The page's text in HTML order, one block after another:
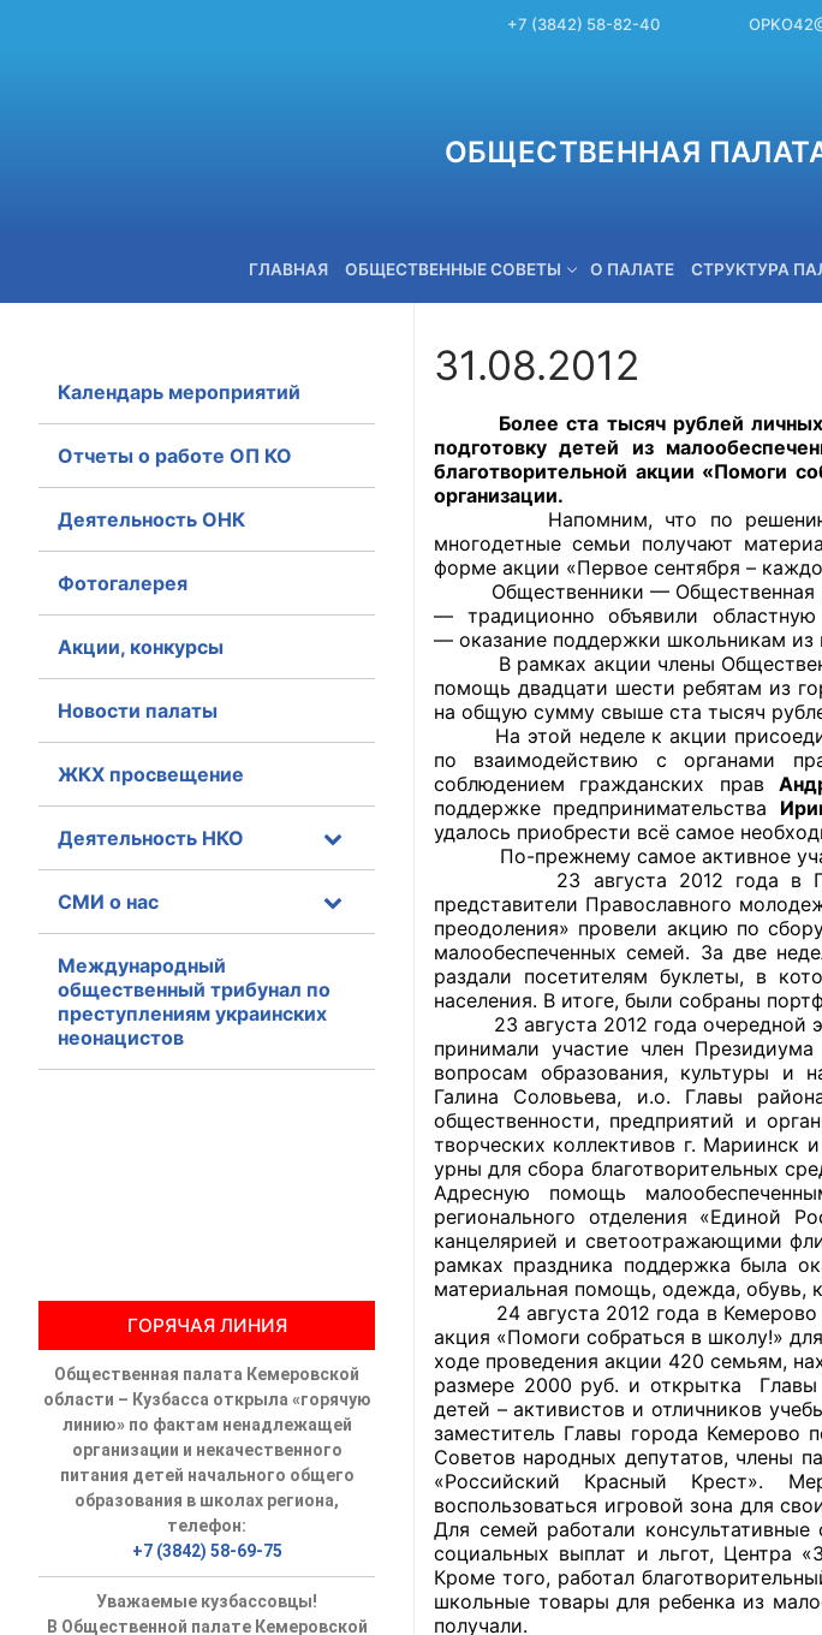
+7 (3842) 58-82-40
ОБЩЕСТВЕННАЯ
ГЛАВНАЯ ОБЩЕСТВЕННЫЕ СОВЕТЫ О ПАЛАТЕ СТРУКТУРА
+7 (3842) 58-82-40
Общественные советы
Общественные советы при
исполнительной власти
Общественные советы по проведению
оказания услуг
Структура Палаты
Комиссии
Экспертный совет ОП КО
Совет ОП КО
Общественный штаб
Члены ОП КО
Документы ОП КО
Регламент ОП КО
Кодекс этики ОП КО
Положения
Соглашения
Рекомендации
Порядок работы ЦОН
Аппарат ОП КО
31.08.2012
Более ста тысяч рублей личных
подготовку детей из
благотворительной акции «Помоги
организации.
Напомним, что по решению
многодетные семьи получают
форме акции «Первое сентября –
Общественники — Общественная
— традиционно объявили
— оказание поддержки школьникам из
В рамках акции члены
помощь двадцати шести ребятам из
на общую сумму свыше ста тысяч
На этой неделе к акции
по взаимодействию с органами
соблюдением гражданских прав
поддержке предпринимательства
удалось приобрести всё самое
По-прежнему самое активное
23 августа 2012 года в
представители Православного
преодоления» провели акцию по
малообеспеченных семей. За две
раздали посетителям буклеты, в
населения. В итоге, были собраны
23 августа 2012 года очередной
принимали участие член
вопросам образования, культуры и
Галина Соловьева, и.о. Главы
общественности, предприятий и
творческих коллективов г. Мариинск
урны для сбора благотворительных
Адресную помощь
регионального отделения «Единой
канцелярией и светоотражающими
рамках праздника поддержка была
материальная помощь, одежда, обувь,
24 августа 2012 года в Кемерово на
акция «Помоги собраться в школу!»
ходе проведения акции 420 семьям,
размере 2000 руб. и открытка
детей – активистов и отличников
заместитель Главы города Кемерово
Советов народных депутатов, члены
«Российский Красный Крест».
воспользоваться игровой зона для
Для семей работали
социальных выплат и льгот, Центра
Кроме того, работал
школьные товары для ребенка из
получали.
Календарь мероприятий
Отчеты о работе ОП КО
Деятельность ОНК
Фотогалерея
Акции, конкурсы
Новости палаты
ЖКХ просвещение
Деятельность НКО
СМИ о нас
Международный
общественный трибунал по
преступлениям украинских
неонацистов
ГОРЯЧАЯ ЛИНИЯ
Общественная палата Кемеровской
области – Кузбасса открыла «горячую
линию» по фактам ненадлежащей
организации и некачественного
питания детей начального общего
образования в школах региона,
телефон:
+7 (3842) 58-69-75
Уважаемые кузбассовцы!
В Общественной палате Кемеровской